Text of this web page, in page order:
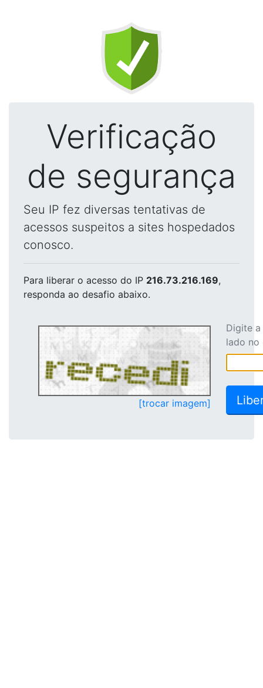
Verificação
de segurança
Seu IP fez diversas tentativas de
acessos suspeitos a sites hospedados
conosco.
Para liberar o acesso do IP 216.73.216.169,
responda ao desafio abaixo.
[trocar imagem]
Digite
lado no